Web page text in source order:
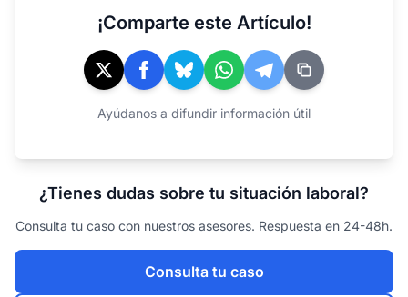
¡Comparte este Artículo!
Ayúdanos a difundir información útil
¿Tienes dudas sobre tu situación laboral?
Consulta tu caso con nuestros asesores. Respuesta en 24-48h.
Consulta tu caso